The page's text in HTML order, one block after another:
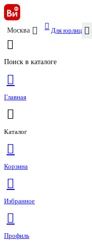
Москва Для юрлиц
Поиск в каталоге
Главная
Каталог
Корзина
Избранное
Профиль